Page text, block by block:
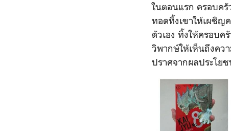
ในตอนแรก ครอบครั
ทอดทิ้งเขาให้เผชิญ
ตัวเอง ทิ้งให้ครอบค
วิพากษ์ให้เห็นถึงคว
ปราศจากผลประโย